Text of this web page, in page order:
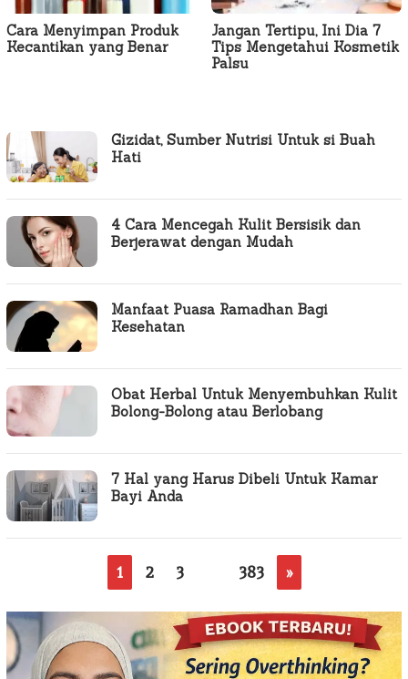
Cara Menyimpan Produk
Kecantikan yang Benar
Jangan Tertipu, Ini Dia 7
Tips Mengetahui Kosmetik
Palsu
DOKTERCANTIK.COMGizidat, Sumber Nutrisi Untuk si Buah
Hati
4 Cara Mencegah Kulit Bersisik dan
Berjerawat dengan Mudah
Manfaat Puasa Ramadhan Bagi
Kesehatan
Obat Herbal Untuk Menyembuhkan Kulit
Bolong-Bolong atau Berlobang
7 Hal yang Harus Dibeli Untuk Kamar
Bayi Anda
1 2 3 383 »